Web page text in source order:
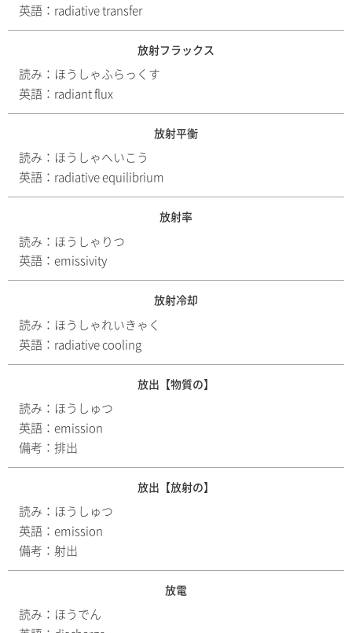
英語： radiative transfer
放射フラックス
読み： ほうしゃふらっくす
英語： radiant flux
放射平衡
読み： ほうしゃへいこう
英語： radiative equilibrium
放射率
読み： ほうしゃりつ
英語： emissivity
放射冷却
読み： ほうしゃれいきゃく
英語： radiative cooling
放出【物質の】
読み： ほうしゅつ
英語： emission
備考： 排出
放出【放射の】
読み： ほうしゅつ
英語： emission
備考： 射出
放電
読み： ほうでん